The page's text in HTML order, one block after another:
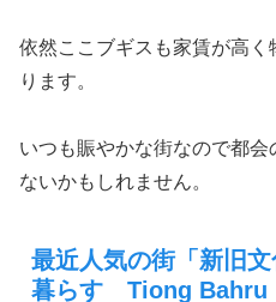
依然ここブギスも家賃が高
ります。
いつも賑やかな街なので都
ないかもしれません。
最近人気の街「新旧
暮らす Tiong Bahru